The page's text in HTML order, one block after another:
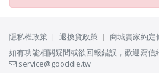
隱私權政策 退換貨政策
商城賣家約定
如有功能相關疑問或欲回報錯誤，歡迎寫信
service@gooddie.tw